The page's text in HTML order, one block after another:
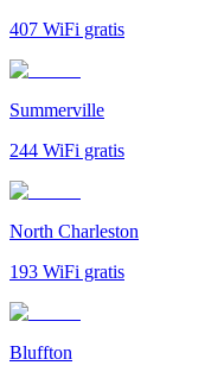
407 WiFi gratis
Summerville
244 WiFi gratis
North Charleston
193 WiFi gratis
Bluffton